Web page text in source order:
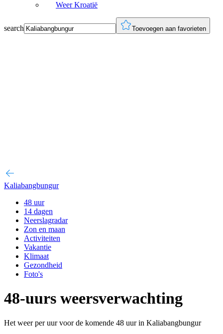
Weer Kroatië
search Toevoegen aan favorieten
Kaliabangbungur
48 uur
14 dagen
Neerslagradar
Zon en maan
Activiteiten
Vakantie
Klimaat
Gezondheid
Foto's
48-uurs weersverwachting
Het weer per uur voor de komende 48 uur in Kaliabangbungur